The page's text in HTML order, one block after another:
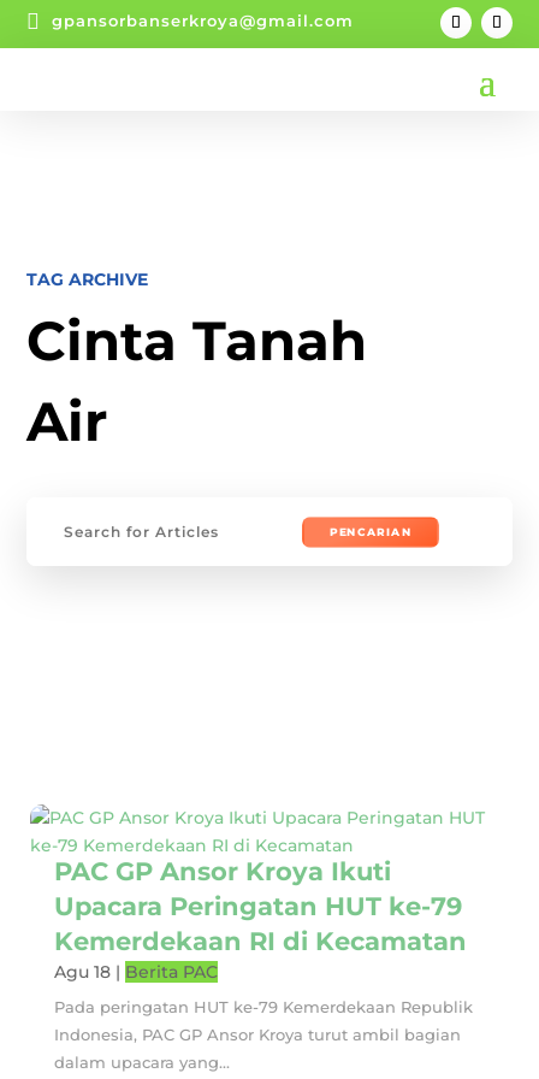
 gpansorbanserkroya@gmail.com
TAG ARCHIVE
Cinta Tanah
Air
PAC GP Ansor Kroya Ikuti
Upacara Peringatan HUT ke-79
Kemerdekaan RI di Kecamatan
Agu 18| Berita PAC
Pada peringatan HUT ke-79 Kemerdekaan Republik
Indonesia, PAC GP Ansor Kroya turut ambil bagian
dalam upacara yang...